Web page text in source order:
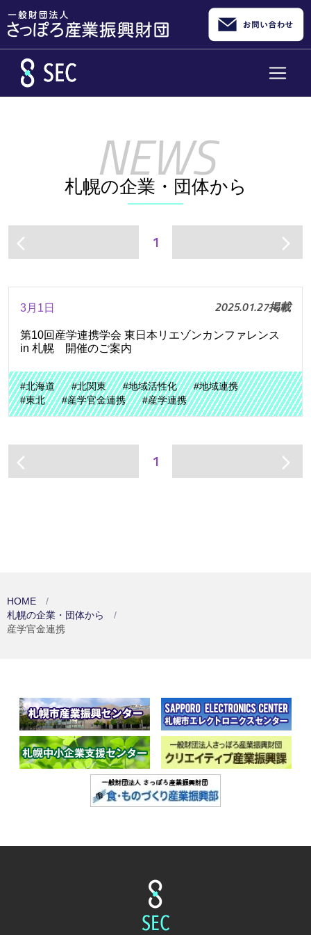
札幌の企業・団体から
arrow_back_ios 1 arrow_forward_ios
3月1日 2025.01.27掲載
第10回産学連携学会 東日本リエゾンカンファレンス
in 札幌 開催のご案内
#北海道 #北関東 #地域活性化
#地域連携
#東北
#産学官金連携 #産学連携
arrow_back_ios 1 arrow_forward_ios
HOME
札幌の企業・団体から
産学官金連携